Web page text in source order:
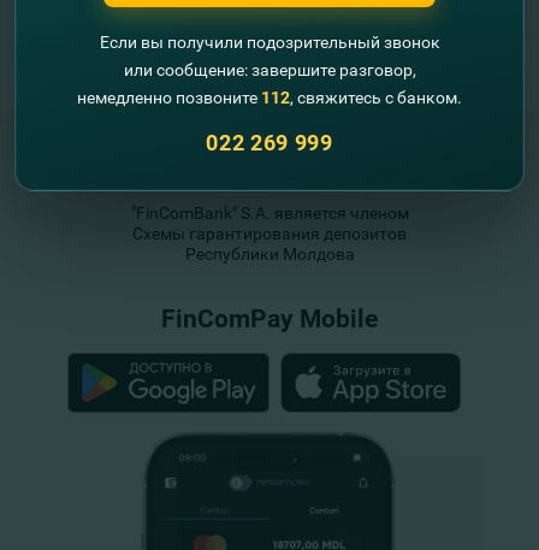
"FinComBank" S.A. является членом
Схемы гарантирования депозитов
Республики Молдова
FinComPay Mobile
Если вы получили подозрительный звонок
или сообщение: завершите разговор,
немедленно позвоните 112, свяжитесь с банком.
022 269 999